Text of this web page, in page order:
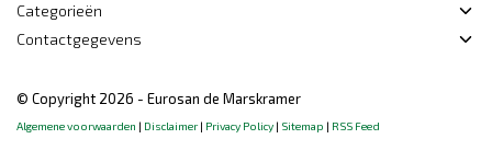
Categorieën
Contactgegevens
© Copyright 2026 - Eurosan de Marskramer
Algemene voorwaarden | Disclaimer| Privacy Policy | Sitemap | RSS Feed